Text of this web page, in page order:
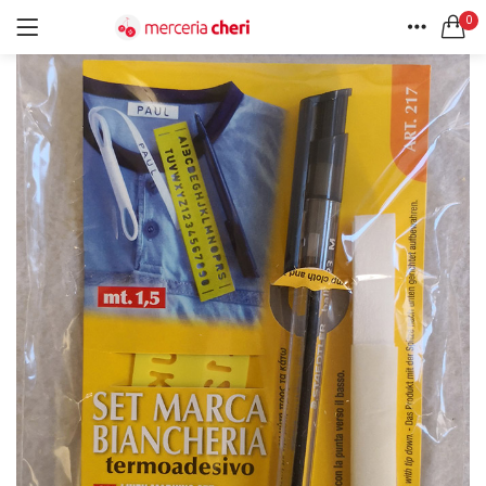
0
HOME
ACCOUNT
ACCEDI REGISTRATI
Ricordami
Password dimenticata?
CERCA IN:
Tutte le categorie
Accessori Design (56)
Accessori merceria (94)
Cesti portalavoro (8)
Aghi e spilli (24)
Applicazioni (26)
Borse (6)
Bottoni Vintage (204)
Lotti di Bottoni vintage (27)
Bottoni/alamari/automatici (46)
Alamari (5)
Calze collant donna (24)
Cappelli (16)